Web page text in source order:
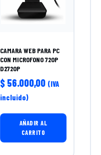
CAMARA WEB PARA PC
CON MICROFONO 720P
D2720P
$56.000,00 (IVA
incluido)
AÑADIR AL
CARRITO